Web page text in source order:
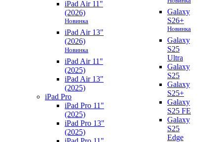
iPad Air 11"
(2026)
Новинка
iPad Air 13"
(2026)
Новинка
iPad Air 11"
(2025)
iPad Air 13"
(2025)
iPad Pro
iPad Pro 11"
(2025)
iPad Pro 13"
(2025)
Galaxy
S26+
Новинка
Galaxy
S25
Ultra
Galaxy
S25
Galaxy
S25+
Galaxy
S25 FE
Galaxy
S25
Edge